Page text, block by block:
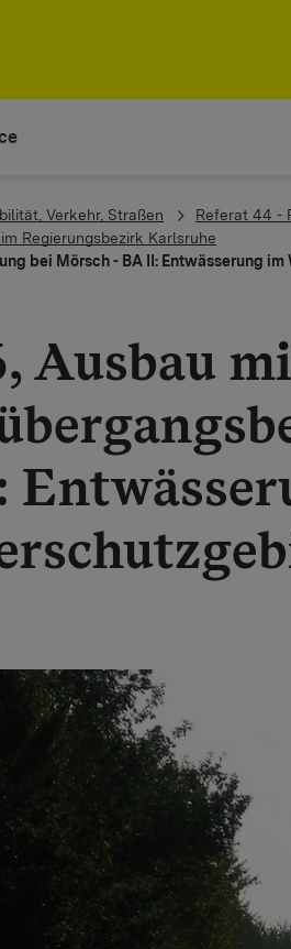
Verkehr, Straßen
Referat 44 -
Regierungsbezirk Karlsruhe
bei Mörsch - BA II: Entwässerung im
Ausbau